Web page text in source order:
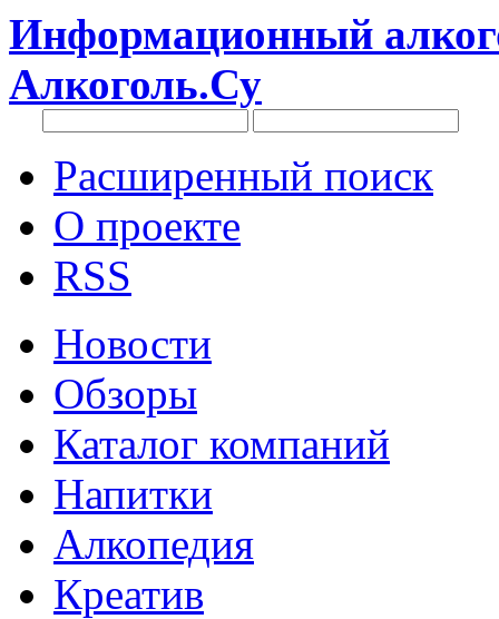
Информационный
Алкоголь.Су
Расширенный поиск
О проекте
RSS
Новости
Обзоры
Каталог компаний
Напитки
Алкопедия
Креатив